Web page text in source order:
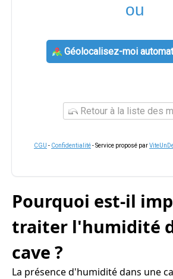
ou
Géolocalisez-moi
Retour à la liste des
CGU - Confidentialité- Service proposé par
Pourquoi est-il
traiter l'humidité
cave ?
La présence d'humidité dans une